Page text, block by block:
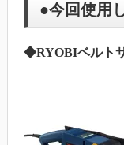
●今回使用
◆RYOBIベルト